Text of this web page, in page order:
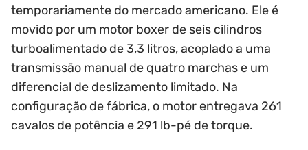
temporariamente do mercado americano. Ele é
movido por um motor boxer de seis cilindros
turboalimentado de 3,3 litros, acoplado a uma
transmissão manual de quatro marchas e um
diferencial de deslizamento limitado. Na
configuração de fábrica, o motor entregava 261
cavalos de potência e 291 lb-pé de torque.